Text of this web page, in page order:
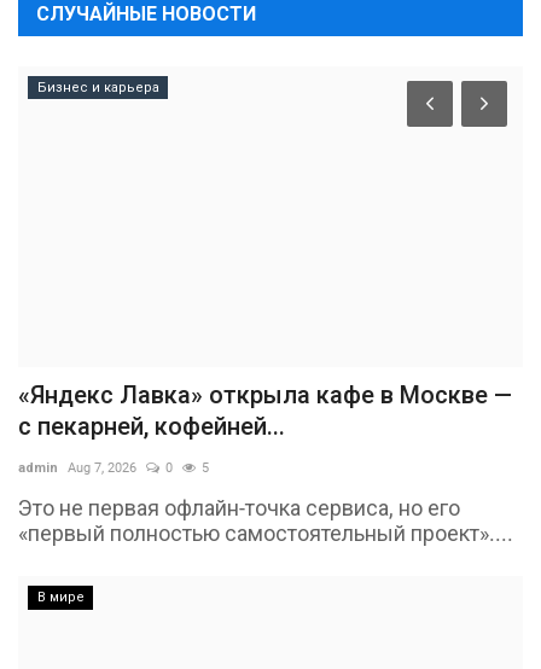
СЛУЧАЙНЫЕ НОВОСТИ
Бизнес и карьера
«Яндекс Лавка» открыла кафе в Москве —
с пекарней, кофейней...
admin Aug 7, 2026 0 5
Это не первая офлайн-точка сервиса, но его
«первый полностью самостоятельный проект»....
В мире